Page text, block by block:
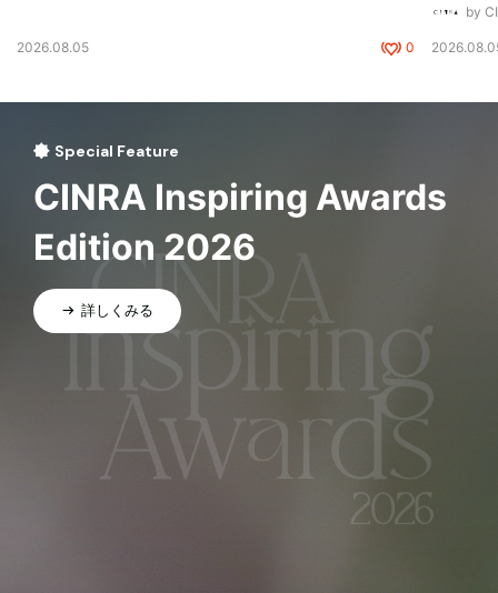
2026.08.05 0
by
Special Feature
CINRA Inspiring Awards
Edition 2026
詳しくみる